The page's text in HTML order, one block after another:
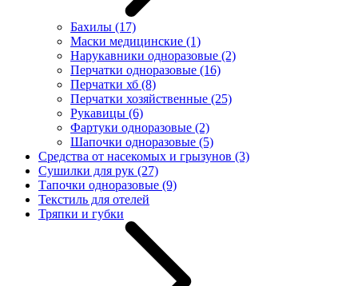
Бахилы (17)
Маски медицинские (1)
Нарукавники одноразовые (2)
Перчатки одноразовые (16)
Перчатки хб (8)
Перчатки хозяйственные (25)
Рукавицы (6)
Фартуки одноразовые (2)
Шапочки одноразовые (5)
Средства от насекомых и грызунов (3)
Сушилки для рук (27)
Тапочки одноразовые (9)
Текстиль для отелей
Тряпки и губки